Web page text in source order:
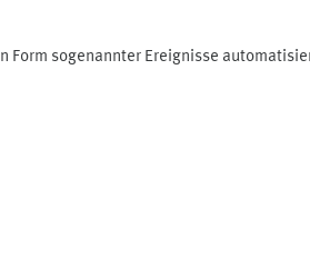
sogenannter Ereignisse